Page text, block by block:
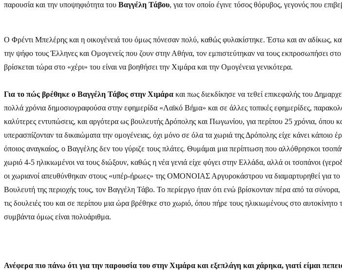
παρουσία και την υποψηφιότητα του Βαγγέλη Τάβου, για τον οποίο έγινε τόσος θόρυβος, γεγονός που
Ο Φρέντι Μπελέρης και η οικογένειά του όμως πόνεσαν πολύ, καθώς φυλακίστηκε. Έστω και αν αδίκως,
την ψήφο τους Έλληνες και Ομογενείς που ζουν στην Αθήνα, τον εμπιστεύτηκαν να τους εκπροσωπήσει
βρίσκεται τώρα στο «χέρι» του είναι να βοηθήσει την Χιμάρα και την Ομογένεια γενικότερα.
Για το πώς βρέθηκε ο Βαγγέλη Τάβος στην Χιμάρα και πως διεκδίκησε να τεθεί επικεφαλής του
πολλά χρόνια δημοσιογραφούσα στην εφημερίδα «Λαϊκό Βήμα» και σε άλλες τοπικές εφημερίδες,
καλύτερες εντυπώσεις, και αργότερα ως βουλευτής Δρόπολης και Πωγωνίου, για περίπου 25 χρόνια,
υπερασπίζονταν τα δικαιώματα την ομογένειας, όχι μόνο σε όλα τα χωριά της Δρόπολης είχε κάνει
όποιος αναγκαίος, ο Βαγγέλης δεν του γύριζε τους πλάτες. Θυμάμαι μια περίπτωση που αλλόθρησκοι
χωριό 4-5 ηλικιωμένοι να τους διώξουν, καθώς η νέα γενιά είχε φύγει στην Ελλάδα, αλλά οι τσοπάνοι
οι χωριανοί απευθύνθηκαν στους «υπέρ-ήρωες» της ΟΜΟΝΟΙΑΣ Αργυροκάστρου να διαμαρτυρηθεί για
Βουλευτή της περιοχής τους, τον Βαγγέλη Τάβο. Το περίεργο ήταν ότι ενώ βρίσκονταν πέρα από τα
τις δουλειές του και σε περίπου μια ώρα βρέθηκε στο χωριό, όπου πήρε τους ηλικιωμένους στο
συμβάντα όμως είναι πολυάριθμα.
Ανέφερα πιο πάνω ότι για την παρουσία του στην Χιμάρα και εξεπλάγη και χάρηκα, γιατί είμαι